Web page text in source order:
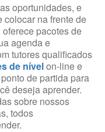
oportunidades, e
colocar na frente de
pacotes de
agenda e
tutores qualificados
de nívelon-line e
de partida para
deseja aprender.
sobre nossos
todos